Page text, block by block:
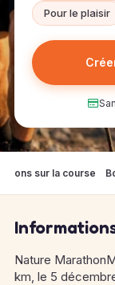
Pour le plaisir
sur la course
Nature
km, le 5